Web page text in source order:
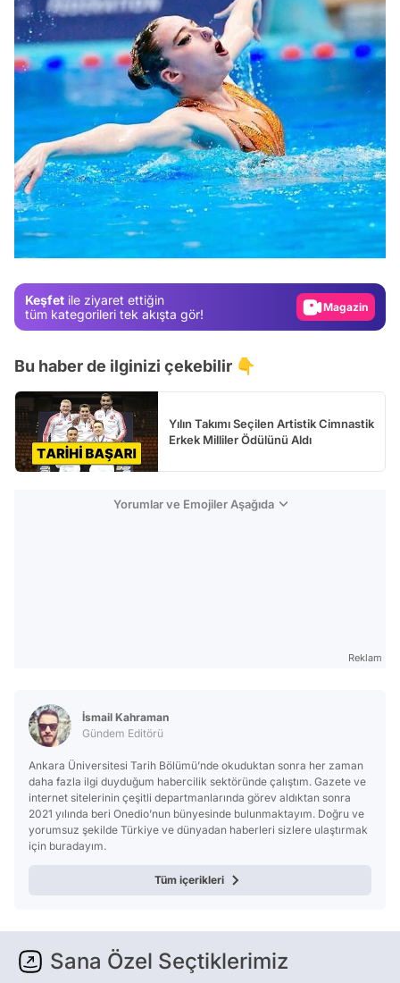
Keşfet ile ziyaret ettiğin
tüm kategorileri tek akışta gör!
Video
Magazin
Bu haber de ilginizi çekebilir 👇
Yılın Takımı Seçilen Artistik Cimnastik
Erkek Milliler Ödülünü Aldı
Yorumlar ve Emojiler Aşağıda
Reklam
İsmail Kahraman
Gündem Editörü
Ankara Üniversitesi Tarih Bölümü’nde okuduktan sonra her zaman
daha fazla ilgi duyduğum habercilik sektöründe çalıştım. Gazete ve
internet sitelerinin çeşitli departmanlarında görev aldıktan sonra
2021 yılında beri Onedio’nun bünyesinde bulunmaktayım. Doğru ve
yorumsuz şekilde Türkiye ve dünyadan haberleri sizlere ulaştırmak
için buradayım.
Tüm içerikleri
Sana Özel Seçtiklerimiz